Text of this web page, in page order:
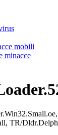
mobili
minacce
TR/